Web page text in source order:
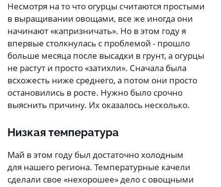
Несмотря на то что огурцы считаются простыми
в выращивании овощами, все же иногда они
начинают «капризничать». Но в этом году я
впервые столкнулась с проблемой - прошло
больше месяца после высадки в грунт, а огурцы
не растут и просто «затихли». Сначала была
всхожесть ниже среднего, а потом они просто
остановились в росте. Нужно было срочно
выяснить причину. Их оказалось несколько.
Низкая температура
Май в этом году был достаточно холодным
для нашего региона. Температурные качели
сделали свое «нехорошее» дело с овощными